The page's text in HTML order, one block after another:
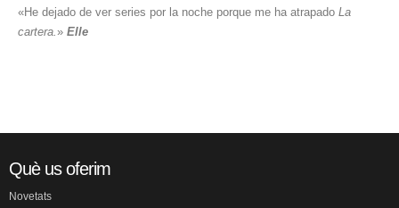
«He dejado de ver series por la noche porque me ha atrapado La
cartera. » Elle
Què us oferim
Novetats